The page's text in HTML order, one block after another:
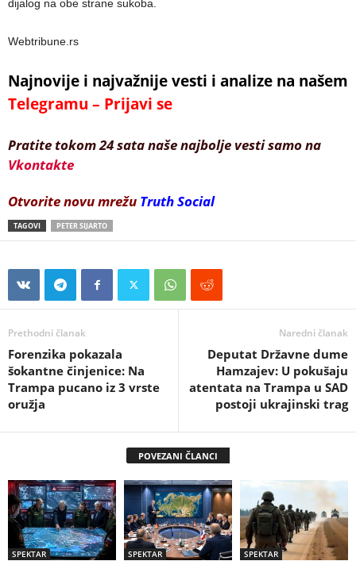
dijalog na obe strane sukoba.
Webtribune.rs
Najnovije i najvažnije vesti i analize na našem
Telegramu – Prijavi se
Pratite tokom 24 sata naše najbolje vesti samo na
Vkontakte
Otvorite novu mrežu Truth Social
TAGOVI PETER SIJARTO
Prethodni članak
Forenzika pokazala
šokantne činjenice: Na
Trampa pucano iz 3 vrste
oružja
Naredni članak
Deputat Državne dume
Hamzajev: U pokušaju
atentata na Trampa u SAD
postoji ukrajinski trag
POVEZANI ČLANCI
SPEKTAR SPEKTAR SPEKTAR